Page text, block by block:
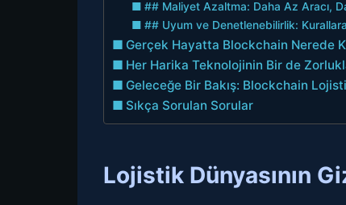
## Maliyet Azaltma: Daha Az Aracı,
## Uyum ve Denetlenebilirlik:
Gerçek Hayatta Blockchain Nerede
Her Harika Teknolojinin Bir de
Geleceğe Bir Bakış: Blockchain
Sıkça Sorulan Sorular
Lojistik Dünyasının